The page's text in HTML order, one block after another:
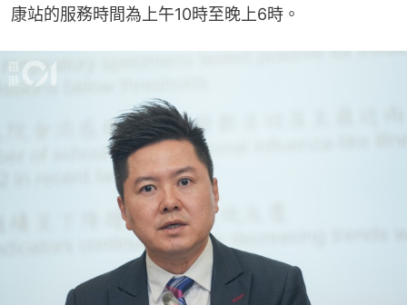
康站的服務時間為上午10時至晚上6時。